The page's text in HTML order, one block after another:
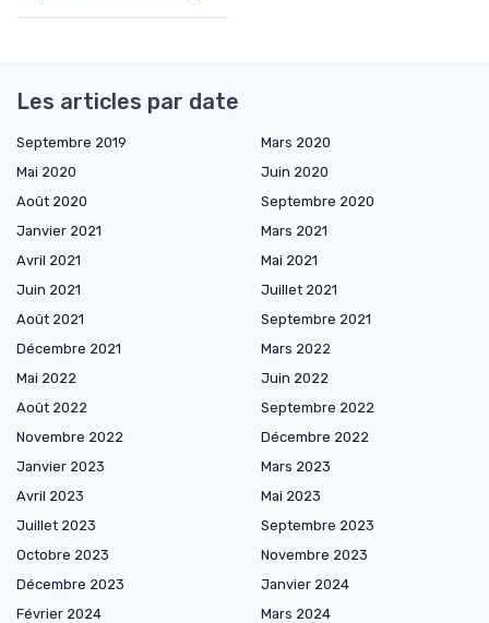
Les articles par date
Septembre 2019
Mars 2020
Mai 2020
Juin 2020
Août 2020
Septembre 2020
Janvier 2021
Mars 2021
Avril 2021
Mai 2021
Juin 2021
Juillet 2021
Août 2021
Septembre 2021
Décembre 2021
Mars 2022
Mai 2022
Juin 2022
Août 2022
Septembre 2022
Novembre 2022
Décembre 2022
Janvier 2023
Mars 2023
Avril 2023
Mai 2023
Juillet 2023
Septembre 2023
Octobre 2023
Novembre 2023
Décembre 2023
Janvier 2024
Février 2024
Mars 2024